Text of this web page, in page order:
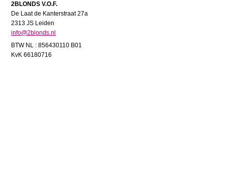
2BLONDS V.O.F.
De Laat de Kanterstraat 27a
2313 JS Leiden
info@2blonds.nl
BTW NL : 856430110 B01
KvK 66180716